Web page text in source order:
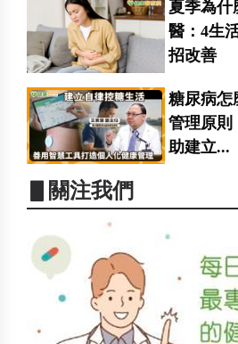
夏季為什
醫：4生
招改善
糖尿病怎
管理原
助建立...
▋關注我們